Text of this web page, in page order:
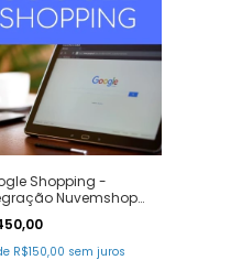
Shopping -
Nuvemshop
Merchants Center
R$150,00 sem juros